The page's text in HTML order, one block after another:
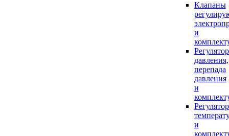
Клапаны
и
давления,
перепада
давления
и
и